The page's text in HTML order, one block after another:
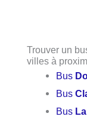
Trouver un
villes à
Bus
Bus
Bus